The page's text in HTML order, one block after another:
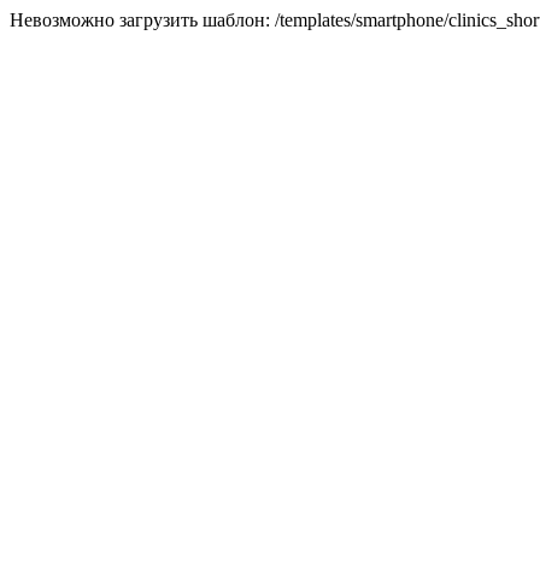
Невозможно загрузить шаблон: /templates/smartphone/